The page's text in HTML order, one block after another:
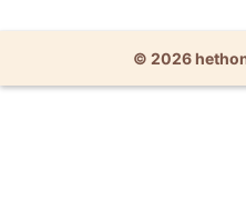
© 2026